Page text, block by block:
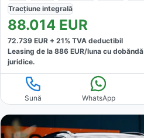
Tracțiune integrală
88.014 EUR
72.739 EUR + 21% TVA deductibil
Leasing de la 886 EUR/luna cu dobăndă
juridice.
Sună WhatsApp